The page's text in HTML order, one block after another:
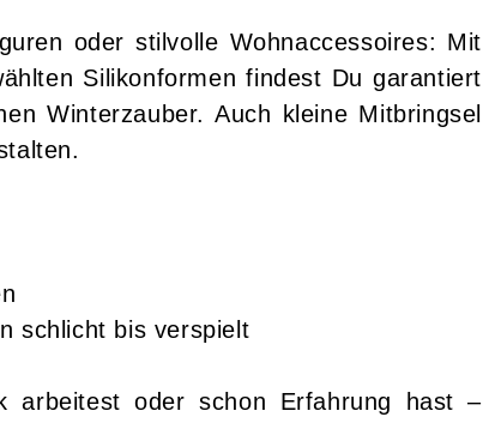
oder stilvolle Wohnaccessoires: Mit
Silikonformen findest Du garantiert
Winterzauber. Auch kleine Mitbringsel
schlicht bis verspielt
arbeitest oder schon Erfahrung hast –